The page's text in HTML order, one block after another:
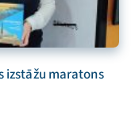
izstāžu maratons